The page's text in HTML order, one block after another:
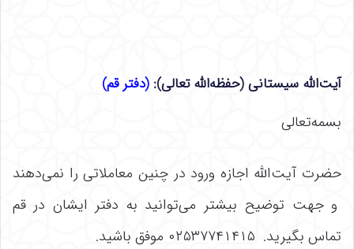
آیت‌الله سیستانی (حفظه‌الله تعالی): (دفتر قم)
بسمه‌تعالی
حضرت آیت‌الله اجازه ورود در چنین معاملاتی را نمی‌دهند
و جهت توضیح بیشتر می‌توانید به دفتر ایشان در قم
تماس بگیرید. ۰۲۵۳۷۷۴۱۴۱۵ موفق باشید.